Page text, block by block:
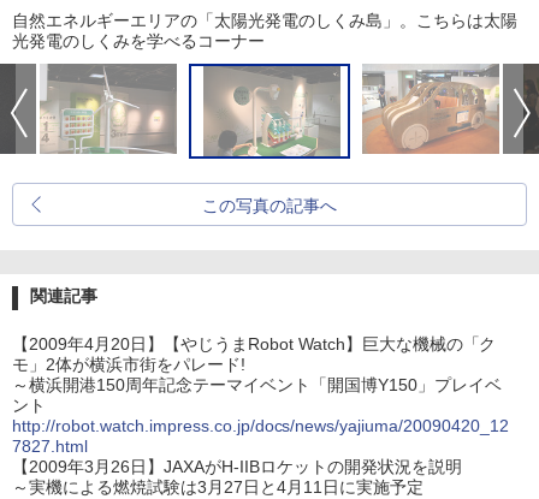
自然エネルギーエリアの「太陽光発電のしくみ島」。こちらは太陽
光発電のしくみを学べるコーナー
この写真の記事へ
関連記事
【2009年4月20日】【やじうまRobot Watch】巨大な機械の「ク
モ」2体が横浜市街をパレード!
～横浜開港150周年記念テーマイベント「開国博Y150」プレイベ
ント
http://robot.watch.impress.co.jp/docs/news/yajiuma/20090420_12
7827.html
【2009年3月26日】JAXAがH-IIBロケットの開発状況を説明
～実機による燃焼試験は3月27日と4月11日に実施予定